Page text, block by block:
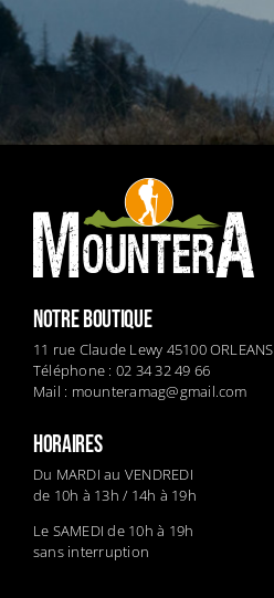
NOTRE BOUTIQUE
11 rue Claude Lewy 45100 ORLEANS
Téléphone : 02 34 32 49 66
Mail : mounteramag@gmail.com
HORAIRES
Du MARDI au VENDREDI
de 10h à 13h / 14h à 19h
Le SAMEDI de 10h à 19h
sans interruption